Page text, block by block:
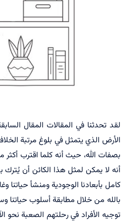
لقد تحدثنا في المقالات المقال
الأرض الذي يتمثل في بلوغ مرتبة
بصفات الله، حيث أنه كلما اقترب أكثر
أنه لا يمكن لمثل هذا الكائن أن
كامل بأبعادنا الوجودية ومنشأ
بالله من خلال مطابقة أسلوب
توجيه الأفراد في رحلتهم الصعبة